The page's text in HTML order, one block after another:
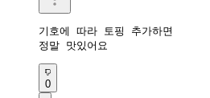
기호에 따라 토핑 추가하면
정말 맛있어요
0